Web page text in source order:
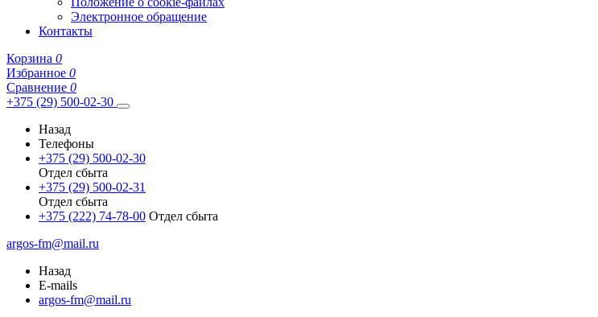
Электронное обращение
Контакты
Корзина 0
Избранное 0
Сравнение 0
+375 (29) 500-02-30
Назад
Телефоны
+375 (29) 500-02-30
Отдел сбыта
+375 (29) 500-02-31
Отдел сбыта
+375 (222) 74-78-00 Отдел сбыта
argos-fm@mail.ru
Назад
E-mails
argos-fm@mail.ru